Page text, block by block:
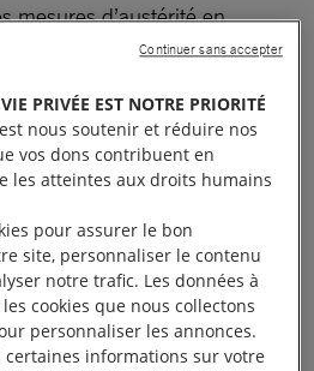
mesures d’austérité en
pour le pain et le
avec des manifestations
villes du Soudan.
sécurité
la violence
PRIVÉE EST NOTRE PRIORITÉ
nous soutenir et réduire nos
vos dons contribuent en
les atteintes aux droits humains
pour assurer le bon
site, personnaliser le contenu
notre trafic. Les données à
cookies que nous collectons
personnaliser les annonces.
certaines informations sur votre
Continuer sans accepter